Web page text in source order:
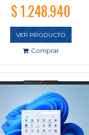
$ 1.248.940
VER PRODUCTO
Comprar